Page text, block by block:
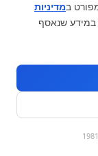
0
שלי
במדיניות
במידע שנאסף